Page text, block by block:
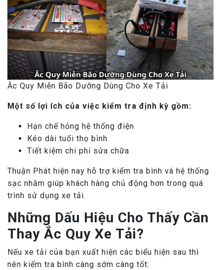
Ắc Quy Miễn Bão Dưỡng Dùng Cho Xe Tải
Một số lợi ích của việc kiểm tra định kỳ gồm:​
Hạn chế hỏng hệ thống điện
Kéo dài tuổi thọ bình
Tiết kiệm chi phí sửa chữa
Thuận Phát hiện nay hỗ trợ kiểm tra bình và hệ thống
sạc nhằm giúp khách hàng chủ động hơn trong quá
trình sử dụng xe tải.
Những Dấu Hiệu Cho Thấy Cần
Thay Ắc Quy Xe Tải?
Nếu xe tải của bạn xuất hiện các biểu hiện sau thì
nên kiểm tra bình càng sớm càng tốt: